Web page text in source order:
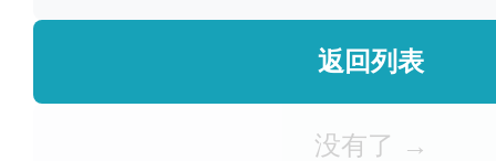
返回列表
没有了 →